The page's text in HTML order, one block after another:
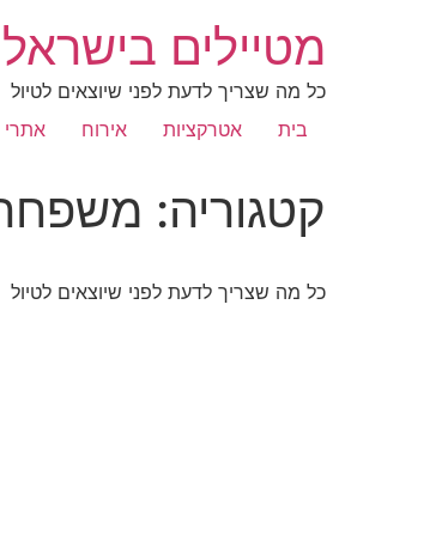
מטיילים בישראל
כל מה שצריך לדעת לפני שיוצאים לטיול
בית
אטרקציות אירוח אתרי
קטגוריה:
כל מה שצריך לדעת לפני שיוצאים לטיול